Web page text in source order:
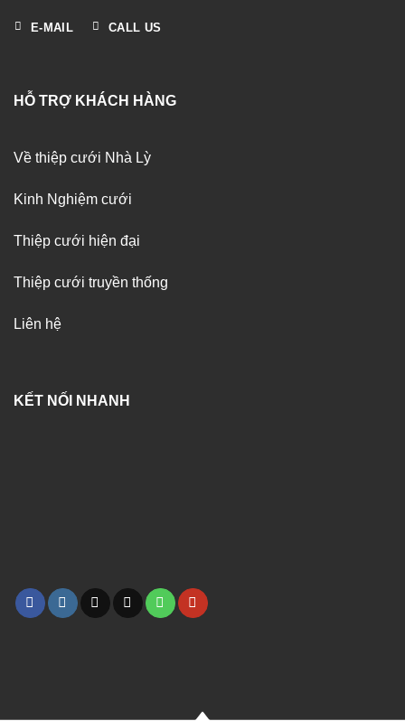
E-MAIL CALL US
HỖ TRỢ KHÁCH HÀNG
Về thiệp cưới Nhà Lỳ
Kinh Nghiệm cưới
Thiệp cưới hiện đại
Thiệp cưới truyền thống
Liên hệ
KẾT NỐI NHANH